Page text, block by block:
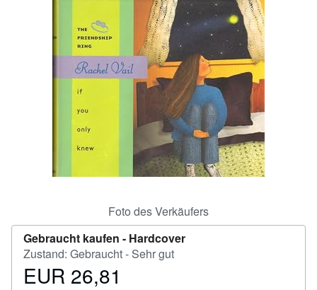
Verkäufer werden
SCHLIESSEN
Foto des Verkäufers
Gebraucht kaufen - Hardcover
Zustand: Gebraucht - Sehr gut
Preis
EUR 26,81